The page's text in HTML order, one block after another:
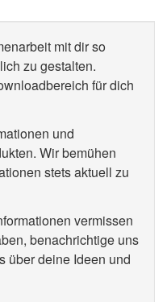
mit dir so
zu gestalten.
für dich
und
Wir bemühen
stets aktuell zu
vermissen
benachrichtige uns
über deine Ideen und